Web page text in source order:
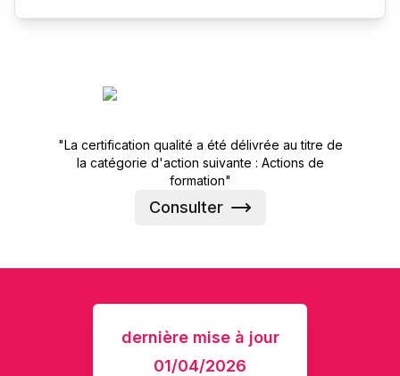
"La certification qualité a été délivrée au titre de
la catégorie d'action suivante : Actions de
formation"
Consulter
dernière mise à jour
01/04/2026